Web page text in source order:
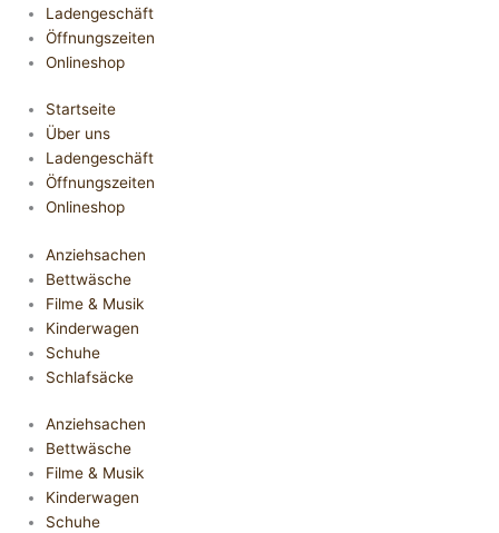
Ladengeschäft
Öffnungszeiten
Onlineshop
Startseite
Über uns
Ladengeschäft
Öffnungszeiten
Onlineshop
Anziehsachen
Bettwäsche
Filme & Musik
Kinderwagen
Schuhe
Schlafsäcke
Anziehsachen
Bettwäsche
Filme & Musik
Kinderwagen
Schuhe